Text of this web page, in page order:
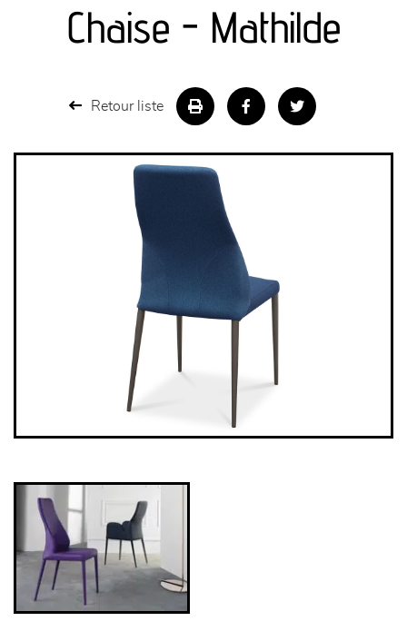
séjours
meubles de complément
Chaise - Mathilde
Retour liste